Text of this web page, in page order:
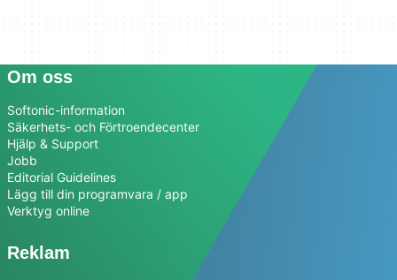
Om oss
Softonic-information
Säkerhets- och Förtroendecenter
Hjälp & Support
Jobb
Editorial Guidelines
Lägg till din programvara / app
Verktyg online
Reklam